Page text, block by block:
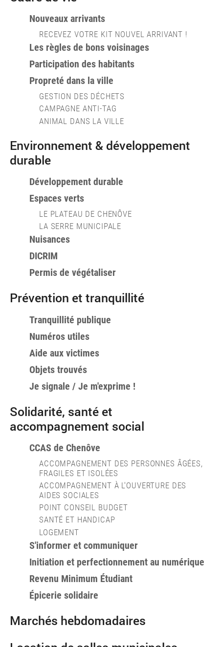
Nouveaux arrivants
RECEVEZ VOTRE KIT NOUVEL ARRIVANT !
Les règles de bons voisinages
Participation des habitants
Propreté dans la ville
GESTION DES DÉCHETS
CAMPAGNE ANTI-TAG
ANIMAL DANS LA VILLE
Environnement & développement
durable
Développement durable
Espaces verts
LE PLATEAU DE CHENÔVE
LA SERRE MUNICIPALE
Nuisances
DICRIM
Permis de végétaliser
Prévention et tranquillité
Tranquillité publique
Numéros utiles
Aide aux victimes
Objets trouvés
Je signale / Je m'exprime !
Solidarité, santé et
accompagnement social
CCAS de Chenôve
ACCOMPAGNEMENT DES PERSONNES ÂGÉES,
FRAGILES ET ISOLÉES
ACCOMPAGNEMENT À L'OUVERTURE DES
AIDES SOCIALES
POINT CONSEIL BUDGET
SANTÉ ET HANDICAP
LOGEMENT
S'informer et communiquer
Initiation et perfectionnement au numérique
Revenu Minimum Étudiant
Épicerie solidaire
Marchés hebdomadaires